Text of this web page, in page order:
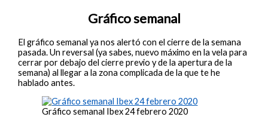
Gráfico semanal
El gráfico semanal ya nos alertó con el cierre de la semana
pasada. Un reversal (ya sabes, nuevo máximo en la vela para
cerrar por debajo del cierre previo y de la apertura de la
semana) al llegar a la zona complicada de la que te he
hablado antes.
Gráfico semanal Ibex 24 febrero 2020